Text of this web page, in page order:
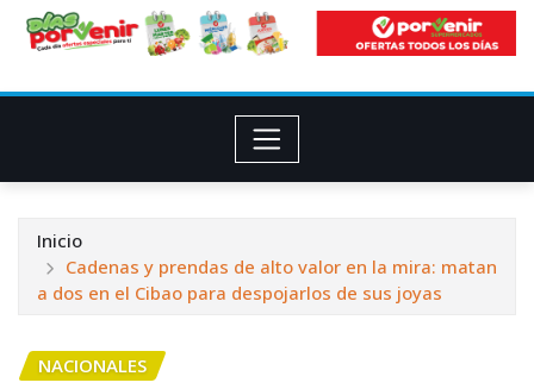
Inicio
Cadenas y prendas de alto valor en la mira: matan
a dos en el Cibao para despojarlos de sus joyas
NACIONALES